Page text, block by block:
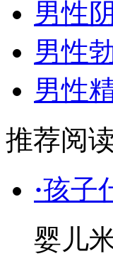
男性
男性
男性
推荐阅
·孩子
婴儿